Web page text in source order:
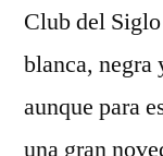
Club del
blanca, negra
aunque para
una gran